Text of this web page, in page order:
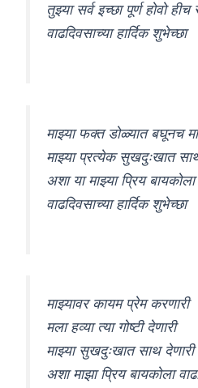
तुझ्या सर्व इच्छा पूर्ण होवो हीच
वाढदिवसाच्या हार्दिक शुभेच्छा
माझ्या फक्त डोळ्यात बघूनच
माझ्या प्रत्येक सुखदुःखात
अशा या माझ्या प्रिय बायकोला
वाढदिवसाच्या हार्दिक शुभेच्छा
माझ्यावर कायम प्रेम करणारी
मला हव्या त्या गोष्टी देणारी
माझ्या सुखदुःखात साथ देणारी
अशा माझा प्रिय बायकोला